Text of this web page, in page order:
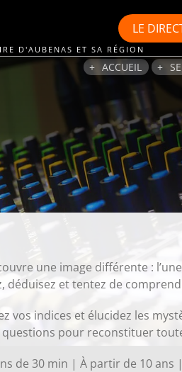
LE
D'AUBENAS ET SA RÉGION
ACCUEIL
une image différente :
déduisez et tentez de
vos indices et élucidez les
pour reconstituer
de 30 min | À partir de 10 ans